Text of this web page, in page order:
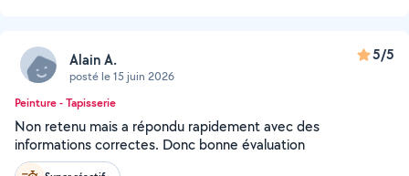
Alain A.
posté le 15 juin 2026
5/5
Peinture - Tapisserie
Non retenu mais a répondu rapidement avec des
informations correctes. Donc bonne évaluation